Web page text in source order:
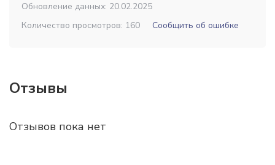
Обновление данных: 20.02.2025
Количество просмотров: 160
Сообщить об ошибке
Отзывы
Отзывов пока нет